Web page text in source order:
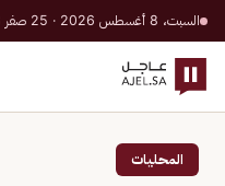
السبت، 8 أغسطس 2026 · 25 صفر 1448 هـ
المحليات